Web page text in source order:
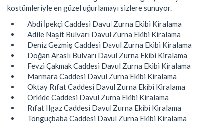
kostümleriyle en güzel uğurlamayı sizlere sunuyor.
Abdi İpekçi Caddesi Davul Zurna Ekibi Kiralama
Adile Naşit Bulvarı Davul Zurna Ekibi Kiralama
Deniz Gezmiş Caddesi Davul Zurna Ekibi Kiralama
Doğan Araslı Bulvarı Davul Zurna Ekibi Kiralama
Fevzi Çakmak Caddesi Davul Zurna Ekibi Kiralama
Marmara Caddesi Davul Zurna Ekibi Kiralama
Oktay Rıfat Caddesi Davul Zurna Ekibi Kiralama
Orkide Caddesi Davul Zurna Ekibi Kiralama
Rıfat Ilgaz Caddesi Davul Zurna Ekibi Kiralama
Tonguçbaba Caddesi Davul Zurna Ekibi Kiralama